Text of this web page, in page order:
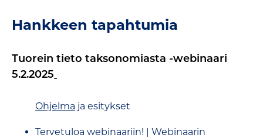
Hankkeen tapahtumia
Tuorein tieto taksonomiasta -webinaari
5.2.2025
Ohjelma ja esitykset
Tervetuloa webinaariin! | Webinaarin